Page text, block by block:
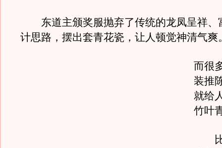
东道主颁奖服抛弃了传统的龙凤呈祥、
计思路，摆出套青花瓷，让人顿觉神清气爽
而很
装推
就给
竹叶
比